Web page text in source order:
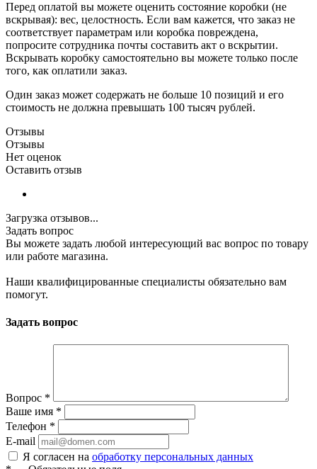
Перед оплатой вы можете оценить состояние коробки (не
вскрывая): вес, целостность. Если вам кажется, что заказ не
соответствует параметрам или коробка повреждена,
попросите сотрудника почты составить акт о вскрытии.
Вскрывать коробку самостоятельно вы можете только после
того, как оплатили заказ.
Один заказ может содержать не больше 10 позиций и его
стоимость не должна превышать 100 тысяч рублей.
Отзывы
Отзывы
Нет оценок
Оставить отзыв
Загрузка отзывов...
Задать вопрос
Вы можете задать любой интересующий вас вопрос по товару
или работе магазина.
Наши квалифицированные специалисты обязательно вам
помогут.
Задать вопрос
Вопрос *
Ваше имя *
Телефон *
E-mail
Я согласен на обработку персональных данных